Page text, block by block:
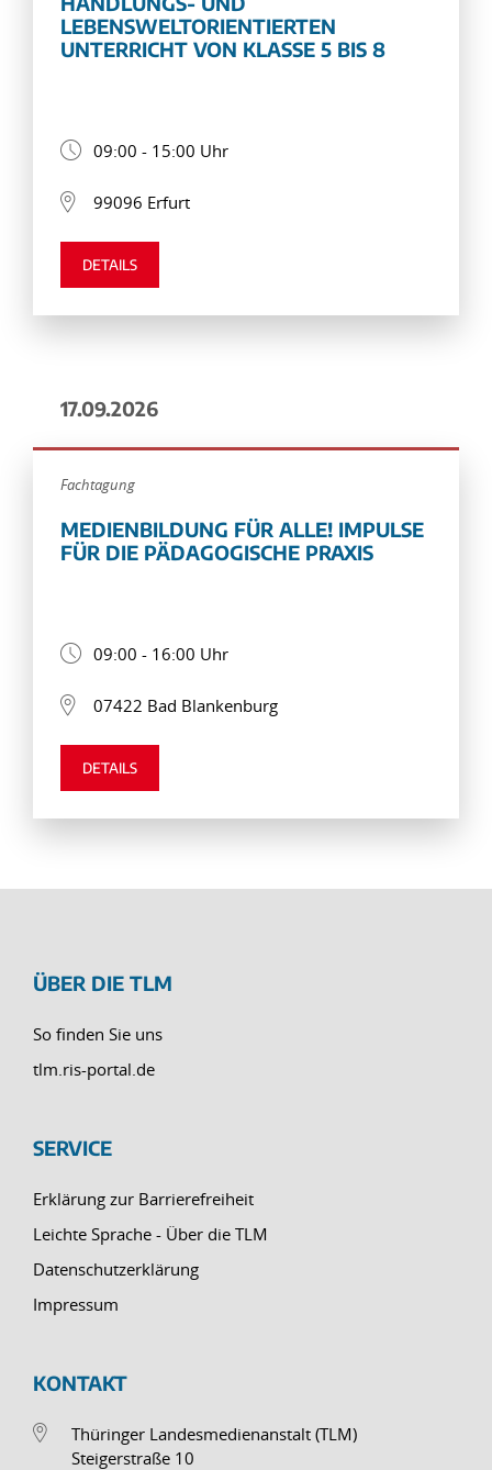
LEBENSWELTORIENTIERTEN
UNTERRICHT VON KLASSE 5 BIS 8
09:00 - 15:00 Uhr
99096 Erfurt
DETAILS
17.09.2026
Fachtagung
MEDIENBILDUNG FÜR ALLE! IMPULSE
FÜR DIE PÄDAGOGISCHE PRAXIS
09:00 - 16:00 Uhr
07422 Bad Blankenburg
DETAILS
ÜBER DIE TLM
So finden Sie uns
tlm.ris-portal.de
SERVICE
Erklärung zur Barrierefreiheit
Leichte Sprache - Über die TLM
Datenschutzerklärung
Impressum
KONTAKT
Thüringer Landesmedienanstalt (TLM)
Steigerstraße 10